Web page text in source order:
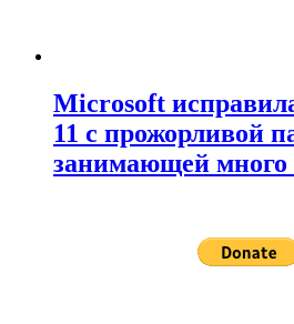
Microsoft
11 с прожорливой
занимающей много